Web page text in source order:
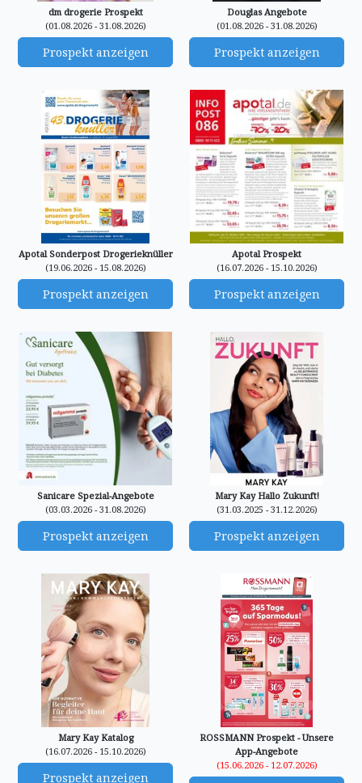
dm drogerie Prospekt
(01.08.2026 - 31.08.2026)
Prospekt anzeigen
Douglas Angebote
(01.08.2026 - 31.08.2026)
Prospekt anzeigen
Apotal Sonderpost Drogerieknüller
(19.06.2026 - 15.08.2026)
Prospekt anzeigen
Apotal Prospekt
(16.07.2026 - 15.10.2026)
Prospekt anzeigen
Sanicare Spezial-Angebote
(03.03.2026 - 31.08.2026)
Prospekt anzeigen
Mary Kay Hallo Zukunft!
(31.03.2025 - 31.12.2026)
Prospekt anzeigen
Mary Kay Katalog
(16.07.2026 - 15.10.2026)
Prospekt anzeigen
ROSSMANN Prospekt - Unsere
App-Angebote
(15.06.2026 - 12.07.2026)